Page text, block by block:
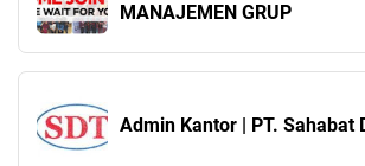
MANAJEMEN GRUP
Admin Kantor | PT. Sahabat